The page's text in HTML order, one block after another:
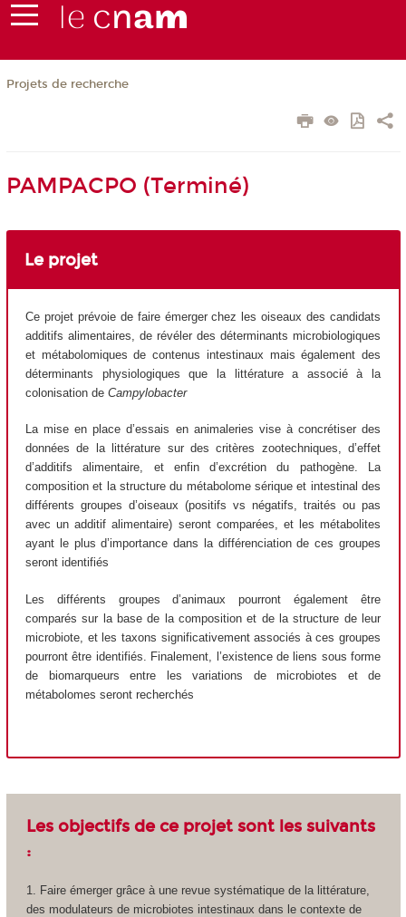
Projets de recherche
PAMPACPO (Terminé)
Le projet
Ce projet prévoie de faire émerger chez les oiseaux des candidats
additifs alimentaires, de révéler des déterminants microbiologiques
et métabolomiques de contenus intestinaux mais également des
déterminants physiologiques que la littérature a associé à la
colonisation de Campylobacter
La mise en place d’essais en animaleries vise à concrétiser des
données de la littérature sur des critères zootechniques, d’effet
d’additifs alimentaire, et enfin d’excrétion du pathogène. La
composition et la structure du métabolome sérique et intestinal des
différents groupes d’oiseaux (positifs vs négatifs, traités ou pas
avec un additif alimentaire) seront comparées, et les métabolites
ayant le plus d’importance dans la différenciation de ces groupes
seront identifiés
Les différents groupes d’animaux pourront également être
comparés sur la base de la composition et de la structure de leur
microbiote, et les taxons significativement associés à ces groupes
pourront être identifiés. Finalement, l’existence de liens sous forme
de biomarqueurs entre les variations de microbiotes et de
métabolomes seront recherchés
Les objectifs de ce projet sont les suivants
:
1. Faire émerger grâce à une revue systématique de la littérature,
des modulateurs de microbiotes intestinaux dans le contexte de